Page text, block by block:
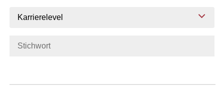
Karrierelevel